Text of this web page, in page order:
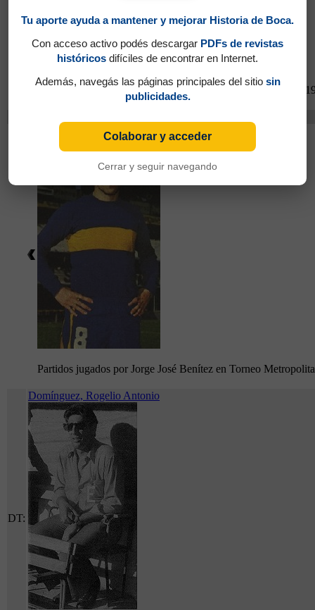
Partidos jugados por Enzo Ferrero en Torneo Metropolitano
Benítez, Jorge José
Partidos jugados por Jorge José Benítez en Torneo
DT:
Domínguez, Rogelio Antonio
Tu aporte ayuda a mantener y mejorar Historia de Boca.
Con acceso activo podés descargar PDFs de revistas
históricos difíciles de encontrar en Internet.
Además, navegás las páginas principales del sitio sin
publicidades.
Colaborar y acceder
Cerrar y seguir navegando